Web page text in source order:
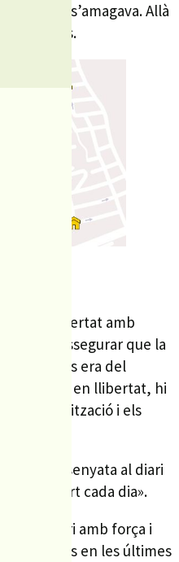
que s’amagava. Allà
robats.
en llibertat amb
podia assegurar que la
robats era del
de quedar en llibertat, hi
a la urbanització i els
han assenyata al diari
i surt cada dia».
robatori amb força i
a cases en les últimes